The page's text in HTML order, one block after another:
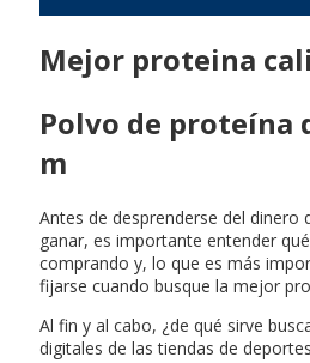
Mejor proteina
Polvo de proteína
m
Antes de desprenderse del dinero
ganar, es importante entender
comprando y, lo que es más
fijarse cuando busque la mejor
Al fin y al cabo, ¿de qué sirve
digitales de las tiendas de